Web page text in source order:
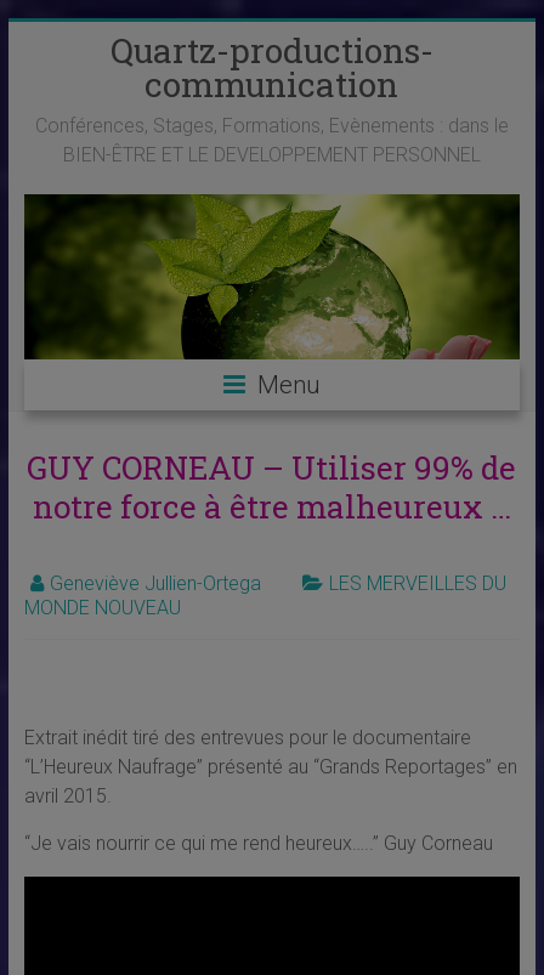
Quartz-productions-
communication
Conférences, Stages, Formations, Evènements : dans le
BIEN-ÊTRE ET LE DEVELOPPEMENT PERSONNEL
Menu
GUY CORNEAU – Utiliser 99% de
notre force à être malheureux …
Geneviève Jullien-Ortega
LES MERVEILLES DU
MONDE NOUVEAU
Extrait inédit tiré des entrevues pour le documentaire
“L’Heureux Naufrage” présenté au “Grands Reportages” en
avril 2015.
“Je vais nourrir ce qui me rend heureux…..” Guy Corneau